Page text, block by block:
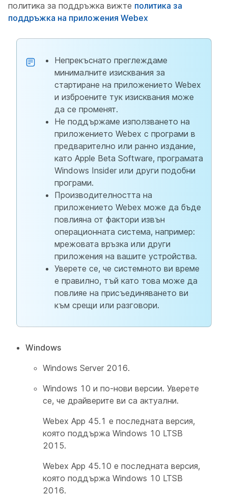
политика за поддръжка вижте политика за
поддръжка на приложения Webex
Непрекъснато преглеждаме
минималните изисквания за
стартиране на приложението Webex
и изброените тук изисквания може
да се променят.
Не поддържаме използването на
приложението Webex с програми в
предварително или ранно издание,
като Apple Beta Software, програмата
Windows Insider или други подобни
програми.
Производителността на
приложението Webex може да бъде
повлияна от фактори извън
операционната система, например:
мрежовата връзка или други
приложения на вашите устройства.
Уверете се, че системното ви време
е правилно, тъй като това може да
повлияе на присъединяването ви
към срещи или разговори.
Windows
Windows Server 2016.
Windows 10 и по-нови версии. Уверете
се, че драйверите ви са актуални.
Webex App 45.1 е последната версия,
която поддържа Windows 10 LTSB
2015.
Webex App 45.10 е последната версия,
която поддържа Windows 10 LTSB
2016.